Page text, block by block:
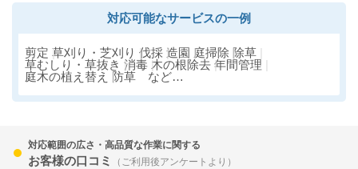
対応可能なサービスの一例
剪定 草刈り・芝刈り 伐採 造園 庭掃除 除草
草むしり・草抜き 消毒 木の根除去 年間管理
庭木の植え替え
防草 など…
対応範囲の広さ・高品質な作業に関する
お客様の口コミ （ご利用後アンケートより）